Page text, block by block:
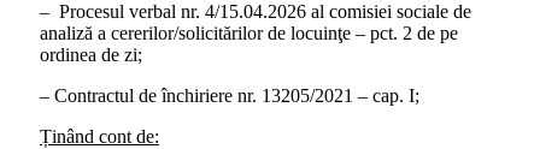
– Procesul verbal nr. 4/15.04.2026 al comisiei sociale de
analiză a cererilor/solicitărilor de locuinţe – pct. 2 de pe
ordinea de zi;
– Contractul de închiriere nr. 13205/2021 – cap. I;
Ținând cont de: